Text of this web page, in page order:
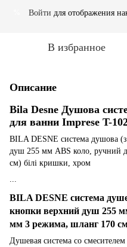
Войти для отображения
В избранное
Описание
Bila Desne Душова
для ванни Imprese T-
BILA DESNE система душова
душ 255 мм ABS коло, ручний
см) білі кришки, хром
BILA DESNE система
кнопки верхний душ 255
мм 3 режима, шланг 170
Душевая система со